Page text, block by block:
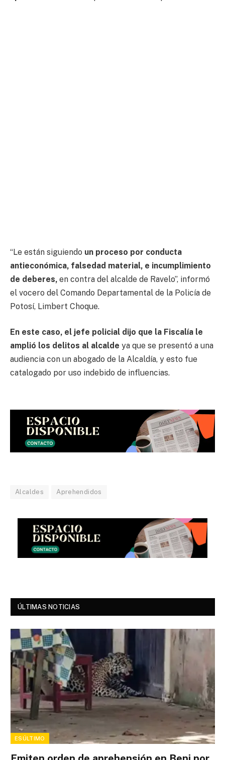
“Le están siguiendo un proceso por conducta
antieconómica, falsedad material, e incumplimiento
de deberes, en contra del alcalde de Ravelo”, informó
el vocero del Comando Departamental de la Policía de
Potosí, Limbert Choque.
En este caso, el jefe policial dijo que la Fiscalía le
amplió los delitos al alcalde ya que se presentó a una
audiencia con un abogado de la Alcaldía, y esto fue
catalogado por uso indebido de influencias.
Alcaldes Aprehendidos
ÚLTIMAS NOTICIAS
ESÚLTIMO